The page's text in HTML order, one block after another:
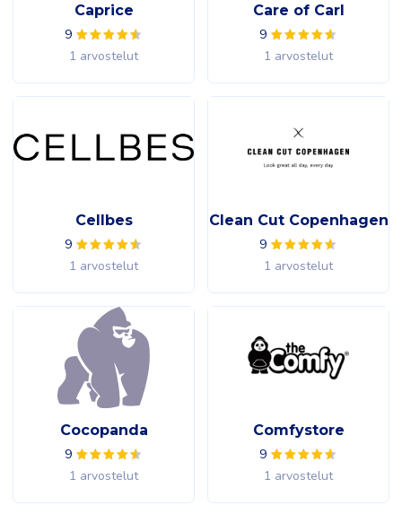
Caprice
9
1 arvostelut
Care of Carl
9
1 arvostelut
Cellbes
9
1 arvostelut
Clean Cut Copenhagen
9
1 arvostelut
Cocopanda
9
1 arvostelut
Comfystore
9
1 arvostelut